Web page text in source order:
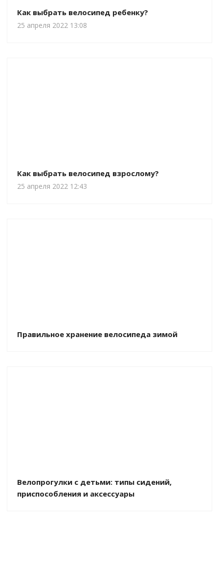
Как выбрать велосипед ребенку?
25 апреля 2022 13:08
Как выбрать велосипед взрослому?
25 апреля 2022 12:43
Правильное хранение велосипеда зимой
Велопрогулки с детьми: типы сидений,
приспособления и аксессуары